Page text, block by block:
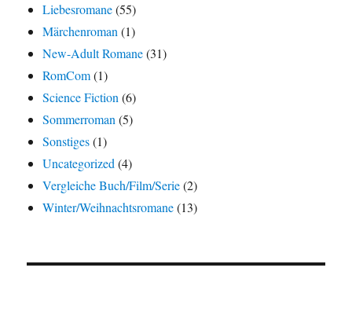
Liebesromane(55)
Märchenroman (1)
New-Adult Romane(31)
RomCom(1)
Science Fiction (6)
Sommerroman (5)
Sonstiges(1)
Uncategorized (4)
Vergleiche Buch/Film/Serie(2)
Winter/Weihnachtsromane(13)